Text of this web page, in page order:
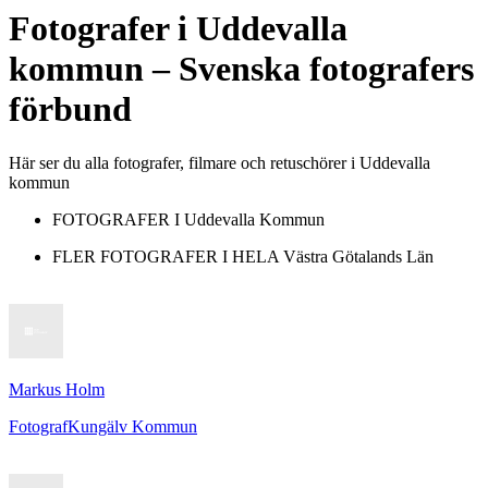
Fotograferi Uddevalla
kommun– Svenska fotografers
förbund
Här ser du alla fotografer, filmare och retuschörer i Uddevalla
kommun
FOTOGRAFER I Uddevalla Kommun
FLER FOTOGRAFER I HELA Västra Götalands Län
Markus Holm
FotografKungälv Kommun